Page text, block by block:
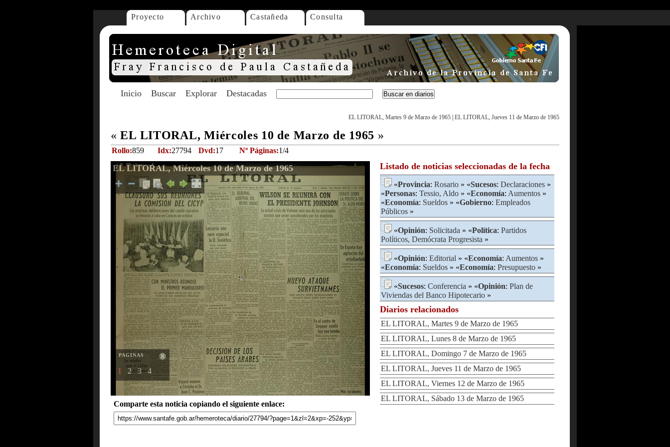
Proyecto Archivo Castañeda Consulta
Inicio Buscar Explorar Destacadas
EL LITORAL, Martes 9 de Marzo de 1965 EL LITORAL, Jueves 11 de Marzo de 1965
« EL LITORAL, Miércoles 10 de Marzo de 1965 »
Rollo:859 Idx:27794 Dvd:17 Nº Páginas:1/4
EL LITORAL, Miércoles 10 de Marzo de 1965
PAGINAS
1 2 3 4
Comparte esta noticia copiando el siguiente enlace:
Listado de noticias seleccionadas de la fecha
«Provincia: Rosario » «Sucesos: Declaraciones »
«Personas: Tessio, Aldo » «Economía: Aumentos »
«Economía: Sueldos » «Gobierno: Empleados
Públicos »
«Opinión: Solicitada » «Política: Partidos
Políticos, Demócrata Progresista »
«Opinión: Editorial » «Economía: Aumentos »
«Economía: Sueldos » «Economía: Presupuesto »
«Sucesos: Conferencia » «Opinión: Plan de
Viviendas del Banco Hipotecario »
Diarios relacionados
EL LITORAL, Martes 9 de Marzo de 1965
EL LITORAL, Lunes 8 de Marzo de 1965
EL LITORAL, Domingo 7 de Marzo de 1965
EL LITORAL, Jueves 11 de Marzo de 1965
EL LITORAL, Viernes 12 de Marzo de 1965
EL LITORAL, Sábado 13 de Marzo de 1965